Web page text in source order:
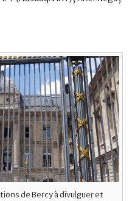
de Bercy à divulguer et